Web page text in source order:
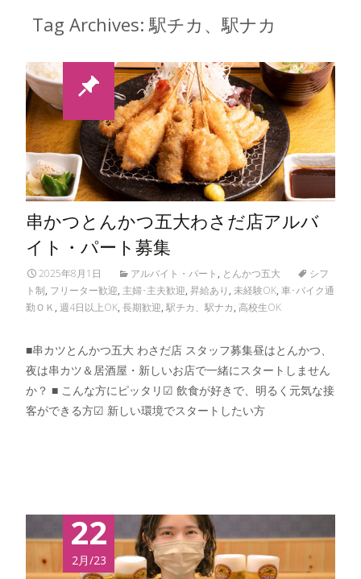
Tag Archives: 駅チカ、駅ナカ
串かつとんかつ五大わさだ店アルバ
イト・パート募集
2025年8月1日 アルバイト・パート , とんかつ五大
シフ
ト制, フリーター歓迎, 主婦･主夫歓迎, 昇給あり , 未経験OK, 車･バイク通
勤ＯＫ , 週4日以上OK, 長期歓迎, 駅チカ、駅ナカ, 高校生OK
■串カツとんかつ五大 わさだ店 スタッフ募集昼はとんかつ、
夜は串カツ＆居酒屋・新しいお店で一緒にスタートしません
か？ ■ こんな方にピッタリ☑︎ 飲食が好きで、明るく元気な接
客ができる方☑︎ 新しい環境でスタートしたい方
22
2月/23